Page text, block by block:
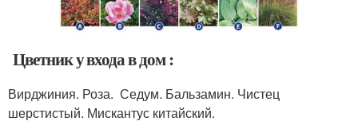
Цветник у входа в дом :
Вирджиния. Роза. Седум. Бальзамин. Чистец
шерстистый. Мискантус китайский.